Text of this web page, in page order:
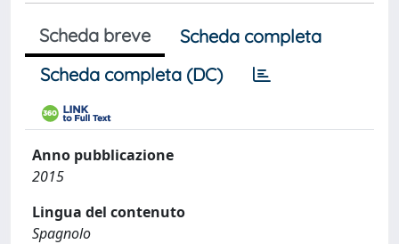
Scheda breve
Scheda completa
Scheda completa (DC)
Anno pubblicazione
2015
Lingua del contenuto
Spagnolo